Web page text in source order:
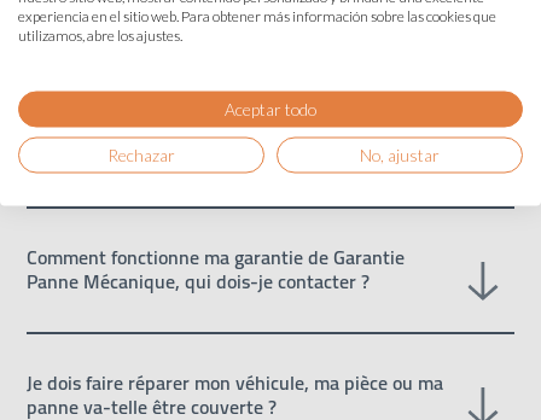
charge.
Qu’est-ce qu’une Garantie Panne Mécanique ?
votre véhicule des pannes mécaniques,
électriques et électroniques qu’il pourrait
rencontrer. Ainsi, en cas de panne, les
Opteven qui les règle directement au
réparateur.
Comment fonctionne ma garantie de Garantie
Panne Mécanique, qui dois-je contacter ?
vous devez :
Je dois faire réparer mon véhicule, ma pièce ou ma
panne va-telle être couverte ?
experiencia en el sitio web. Para obtener más información sobre las cookies que
utilizamos, abre los ajustes.
Aceptar todo
Rechazar No, ajustar